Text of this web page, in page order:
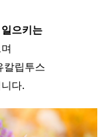
으키는
칼립투스
다.